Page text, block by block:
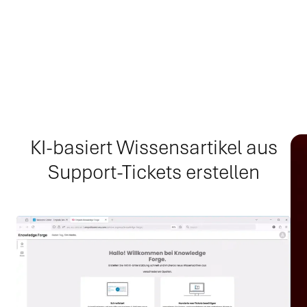
KI-basiert Wissensartikel aus
Support-Tickets erstellen